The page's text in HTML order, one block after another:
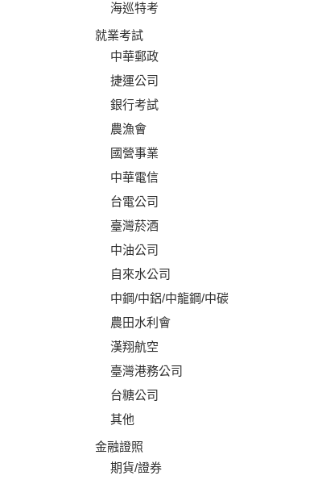
海巡特考
就業考試
中華郵政
捷運公司
銀行考試
農漁會
國營事業
中華電信
台電公司
臺灣菸酒
中油公司
自來水公司
中鋼/中鋁/中龍鋼/中碳
農田水利會
漢翔航空
臺灣港務公司
台糖公司
其他
金融證照
期貨/證券